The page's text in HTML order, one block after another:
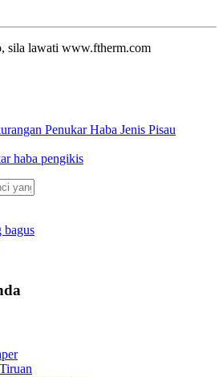
sila lawati www.ftherm.com
Penukar Haba Jenis Pisau
haba pengikis
bagus